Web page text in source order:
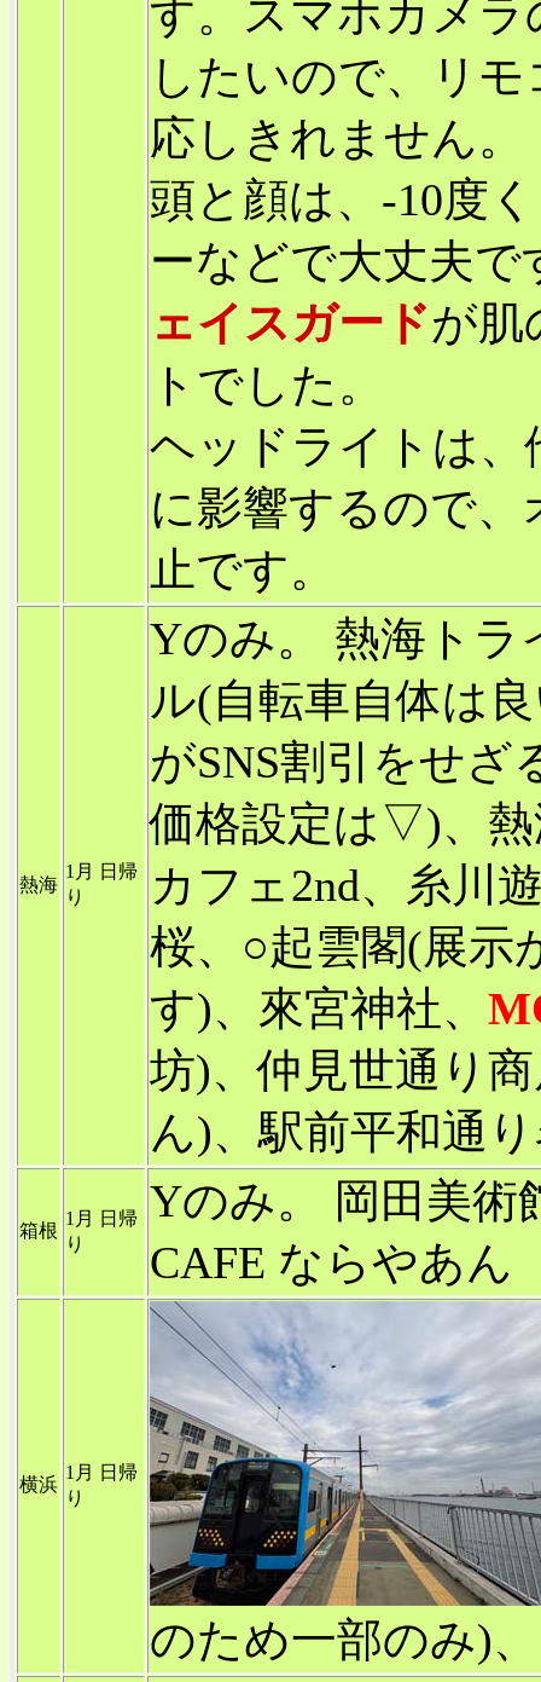
す。スマホカメ
したいので、リ
応しきれません。
頭と顔は、-10度
ーなどで大丈夫
ェイスガードが肌
トでした。
ヘッドライトは
に影響するので
止です。
熱海
1月 日帰
り
Yのみ。 熱海トラ
ル(自転車自体は
がSNS割引をせざ
価格設定は▽)、
カフェ2nd、糸川
桜、○起雲閣(展示
す)、來宮神社、
坊)、仲見世通り
ん)、駅前平和通
箱根
1月 日帰
り
Yのみ。 岡田美術
CAFE ならやあん
横浜
1月 日帰
り
のため一部のみ)